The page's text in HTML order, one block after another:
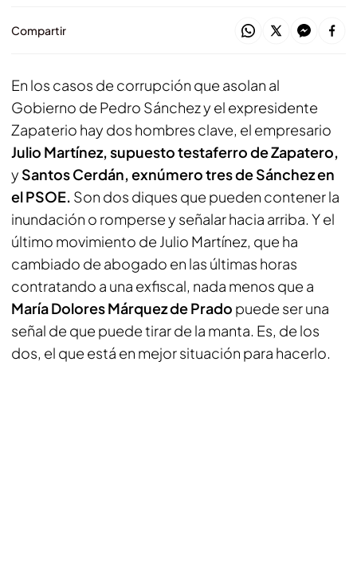
Compartir
En los casos de corrupción que asolan al
Gobierno de Pedro Sánchez y el expresidente
Zapaterio hay dos hombres clave, el empresario
Julio Martínez, supuesto testaferro de Zapatero,
y Santos Cerdán, exnúmero tres de Sánchez en
el PSOE. Son dos diques que pueden contener la
inundación o romperse y señalar hacia arriba. Y el
último movimiento de Julio Martínez, que ha
cambiado de abogado en las últimas horas
contratando a una exfiscal, nada menos que a
María Dolores Márquez de Prado puede ser una
señal de que puede tirar de la manta. Es, de los
dos, el que está en mejor situación para hacerlo.